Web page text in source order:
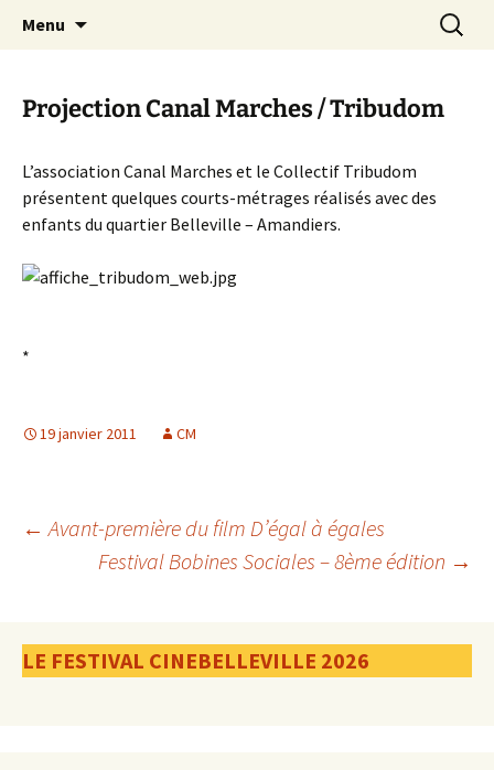
Canal Marches
Menu
Projection Canal Marches / Tribudom
L’association Canal Marches et le Collectif Tribudom
présentent quelques courts-métrages réalisés avec des
enfants du quartier Belleville – Amandiers.
*
19 janvier 2011 CM
Navigation
articles
← Avant-première du film D’égal à égales
Festival Bobines Sociales – 8ème édition →
LE FESTIVAL CINEBELLEVILLE 2026